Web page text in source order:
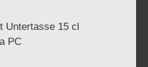
Untertasse 15 cl
PC